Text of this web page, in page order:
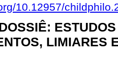
10.12957/
LIMIARES